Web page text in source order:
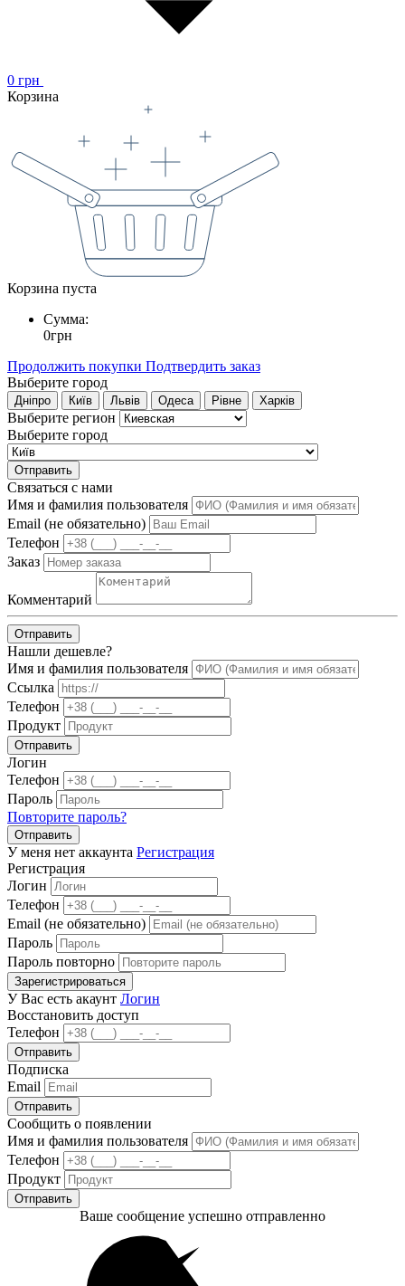
0 грн
Корзина
Корзина пуста
Сумма:
0грн
Продолжить покупки Подтвердить заказ
Выберите город
Дніпро Київ Львів Одеса Рівне Харків
Выберите регион
Выберите город
Отправить
Связаться с нами
Имя и фамилия пользователя
Email (не обязательно)
Телефон
Заказ
Комментарий
Отправить
Нашли дешевле?
Имя и фамилия пользователя
Ссылка
Телефон
Продукт
Отправить
Логин
Телефон
Пароль
Повторите пароль?
Отправить
У меня нет аккаунта Регистрация
Регистрация
Логин
Телефон
Email (не обязательно)
Пароль
Пароль повторно
Зарегистрироваться
У Вас есть акаунт Логин
Восстановить доступ
Телефон
Отправить
Подписка
Email
Отправить
Сообщить о появлении
Имя и фамилия пользователя
Телефон
Продукт
Отправить
Ваше сообщение успешно отправленно